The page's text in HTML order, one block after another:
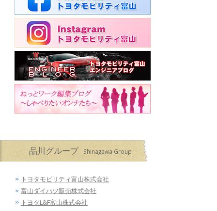
品川グループ Shinagawa Group
トヨタモビリティ富山株式会社
富山ダイハツ販売株式会社
トヨタL&F富山株式会社